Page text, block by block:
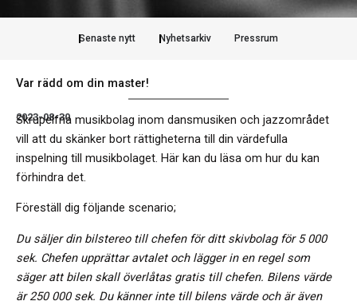
Senaste nytt Nyhetsarkiv Pressrum
Var rädd om din master!
2023-08-30
Skrupelfria musikbolag inom dansmusiken och jazzområdet
vill att du skänker bort rättigheterna till din värdefulla
inspelning till musikbolaget. Här kan du läsa om hur du kan
förhindra det.
Föreställ dig följande scenario;
Du säljer din bilstereo till chefen för ditt skivbolag för 5 000
sek. Chefen upprättar avtalet och lägger in en regel som
säger att bilen skall överlåtas gratis till chefen. Bilens värde
är 250 000 sek. Du känner inte till bilens värde och är även